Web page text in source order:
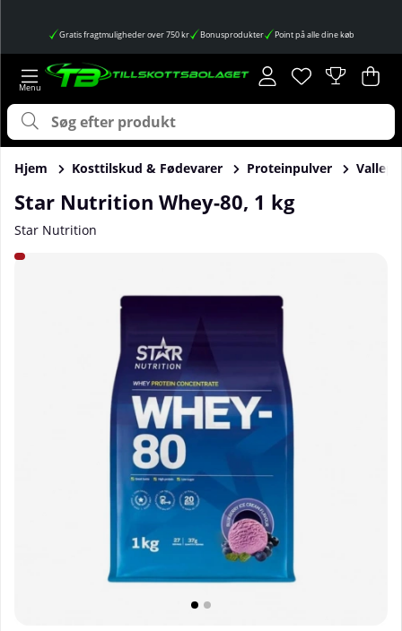
Gratis fragtmuligheder over 750 kr Bonusprodukter Point på alle dine køb
Ønskeliste
Antal på
. .
Hjem Kosttilskud & Fødevarer Proteinpulver
Star Nutrition Whey-80, 1 kg
Star Nutrition
Produktbilleder Star Nutrition Whey-80, 1 kg